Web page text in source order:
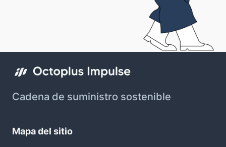
Cadena de suministro sostenible
Mapa del sitio